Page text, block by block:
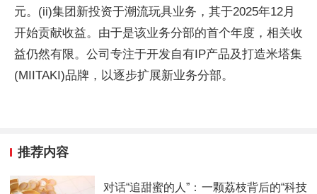
元。(ii)集团新投资于潮流玩具业务，其于2025年12月
开始贡献收益。由于是该业务分部的首个年度，相关收
益仍然有限。公司专注于开发自有IP产品及打造米塔集
(MIITAKI)品牌，以逐步扩展新业务分部。
推荐内容
对话“追甜蜜的人”：一颗荔枝背后的“科技